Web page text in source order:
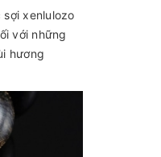
xenlulozo
với những
hương